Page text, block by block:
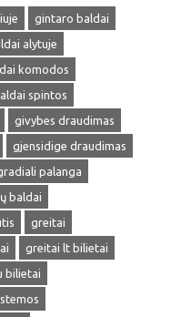
gintaro baldai
alytuje
komodos
spintos
givybes draudimas
gjensidige draudimas
palanga
baldai
greitai
greitai lt bilietai
bilietai